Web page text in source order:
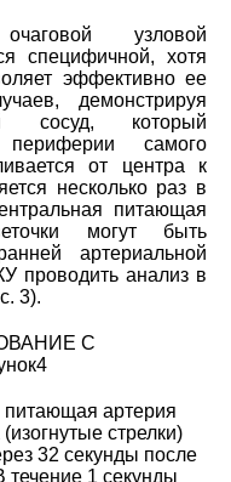
узловой
специфичной, хотя
эффективно ее
демонстрируя
сосуд, который
самого
от центра к
несколько раз в
питающая
могут быть
артериальной
проводить анализ в
3).
артерия
стрелки)
32 секунды после
течение 1 секунды